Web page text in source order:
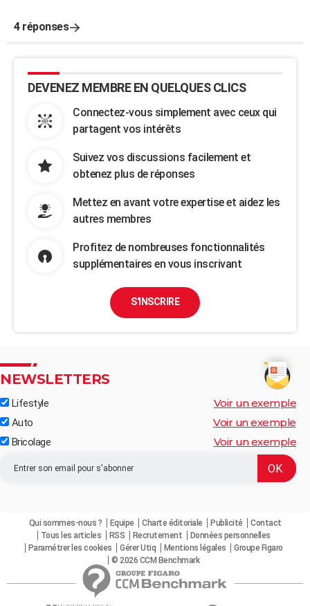
4 réponses
DEVENEZ MEMBRE EN QUELQUES CLICS
Connectez-vous simplement avec ceux qui
partagent vos intérêts
Suivez vos discussions facilement et
obtenez plus de réponses
Mettez en avant votre expertise et aidez les
autres membres
Profitez de nombreuses fonctionnalités
supplémentaires en vous inscrivant
S'INSCRIRE
NEWSLETTERS
Lifestyle Voir un exemple
Auto Voir un exemple
Bricolage Voir un exemple
Qui sommes-nous ? Equipe Charte éditoriale Publicité
Contact
Tous les articles
RSS Recrutement
Données personnelles
Paramétrer les cookies
Gérer Utiq Mentions légales
Groupe Figaro
© 2026 CCM Benchmark